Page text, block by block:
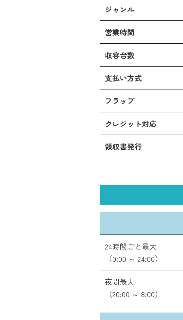
ジャンル
営業時間
収容台数
支払い方式
フラップ
クレジット対応
領収書発行
24時間ごと最大
（0:00 ～ 24:00）
夜間最大
（20:00 ～ 8:00）